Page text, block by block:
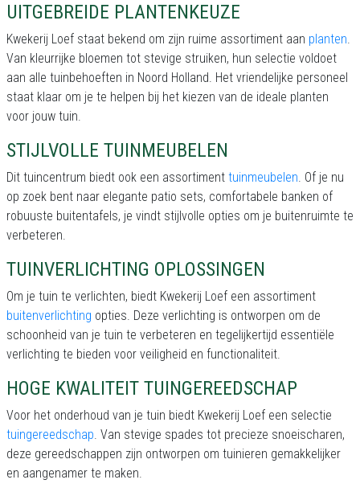
UITGEBREIDE PLANTENKEUZE
Kwekerij Loef staat bekend om zijn ruime assortiment aan planten.
Van kleurrijke bloemen tot stevige struiken, hun selectie voldoet
aan alle tuinbehoeften in Noord Holland. Het vriendelijke personeel
staat klaar om je te helpen bij het kiezen van de ideale planten
voor jouw tuin.
STIJLVOLLE TUINMEUBELEN
Dit tuincentrum biedt ook een assortiment tuinmeubelen. Of je nu
op zoek bent naar elegante patio sets, comfortabele banken of
robuuste buitentafels, je vindt stijlvolle opties om je buitenruimte te
verbeteren.
TUINVERLICHTING OPLOSSINGEN
Om je tuin te verlichten, biedt Kwekerij Loef een assortiment
buitenverlichting opties. Deze verlichting is ontworpen om de
schoonheid van je tuin te verbeteren en tegelijkertijd essentiële
verlichting te bieden voor veiligheid en functionaliteit.
HOGE KWALITEIT TUINGEREEDSCHAP
Voor het onderhoud van je tuin biedt Kwekerij Loef een selectie
tuingereedschap. Van stevige spades tot precieze snoeischaren,
deze gereedschappen zijn ontworpen om tuinieren gemakkelijker
en aangenamer te maken.